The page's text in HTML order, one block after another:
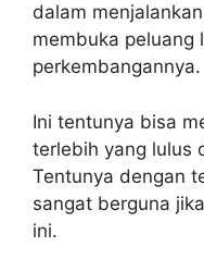
dalam
membuka peluang
perkembangannya.
Ini tentunya bisa
terlebih yang lulus
Tentunya dengan
sangat berguna
ini.